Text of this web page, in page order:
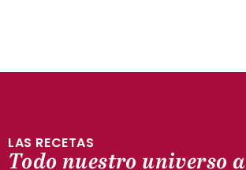
LAS RECETAS
Todo nuestro universo a
CON PATO